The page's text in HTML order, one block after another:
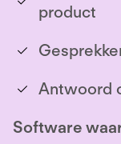
product
Antwoord
Software